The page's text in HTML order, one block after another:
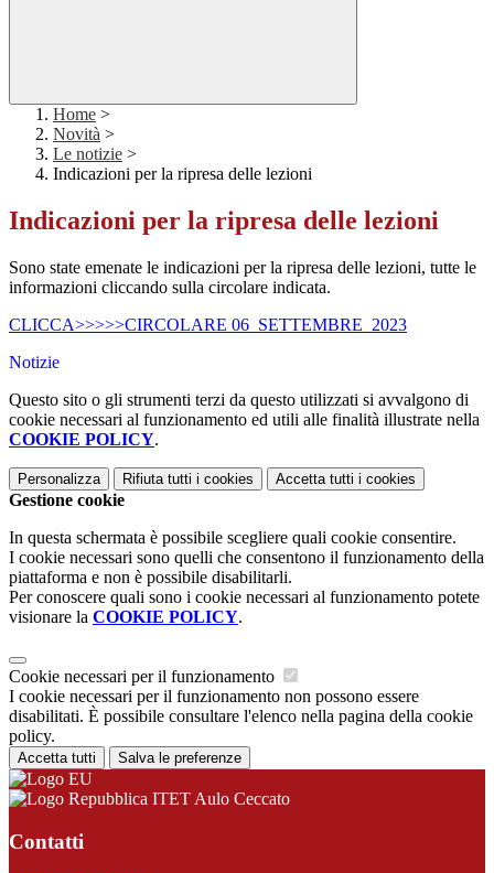
Home >
Novità >
Le notizie >
Indicazioni per la ripresa delle lezioni
Indicazioni per la ripresa delle lezioni
Sono state emenate le indicazioni per la ripresa delle lezioni, tutte le
informazioni cliccando sulla circolare indicata.
CLICCA>>>>>CIRCOLARE 06_SETTEMBRE_2023
Notizie
Questo sito o gli strumenti terzi da questo utilizzati si avvalgono di
cookie necessari al funzionamento ed utili alle finalità illustrate nella
COOKIE POLICY.
Personalizza Rifiuta tutti i cookies Accetta tutti i cookies
Gestione cookie
In questa schermata è possibile scegliere quali cookie consentire.
I cookie necessari sono quelli che consentono il funzionamento della
piattaforma e non è possibile disabilitarli.
Per conoscere quali sono i cookie necessari al funzionamento potete
visionare la COOKIE POLICY.
Cookie necessari per il funzionamento
I cookie necessari per il funzionamento non possono essere
disabilitati. È possibile consultare l'elenco nella pagina della cookie
policy.
Accetta tutti Salva le preferenze
ITET Aulo Ceccato
Contatti